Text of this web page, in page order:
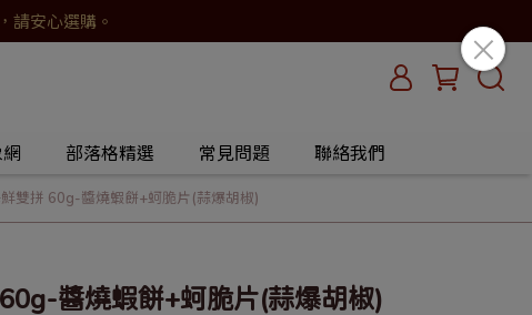
請安心選購。
部落格精選 常見問題 聯絡我們
雙拼 60g-醬燒蝦餅+蚵脆片(蒜爆胡椒)
醬燒蝦餅+蚵脆片(蒜爆胡椒)